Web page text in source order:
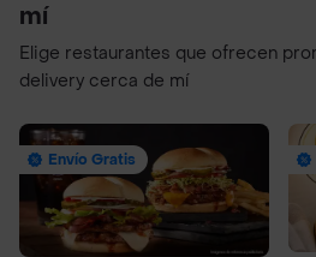
mí
Elige restaurantes que ofrecen
delivery cerca de mí
Envío Gratis